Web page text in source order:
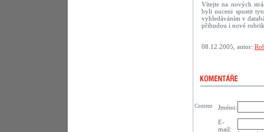
Vítejte na nových
byli nuceni spustit
vyhledáváním v
přibudou i nové
08.12.2005, autor:
Jméno:
E-
mail:
Content